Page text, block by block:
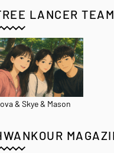
LANCER TEAM
& Skye & Mason